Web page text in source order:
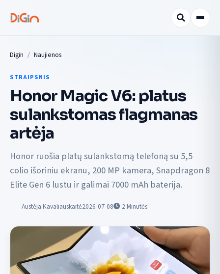
Digin Naujienos
STRAIPSNIS
Honor Magic V6: platus
sulankstomas flagmanas
artėja
Honor ruošia platų sulankstomą telefoną su 5,5
colio išoriniu ekranu, 200 MP kamera, Snapdragon 8
Elite Gen 6 lustu ir galimai 7000 mAh baterija.
Austėja Kavaliauskaitė2026-07-08 2Minutės